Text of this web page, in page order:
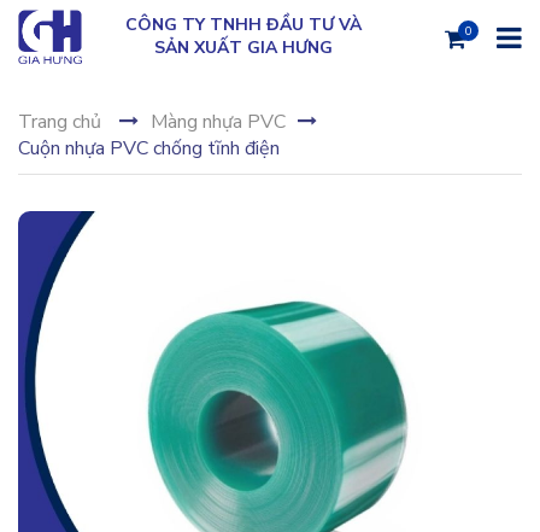
CÔNG TY TNHH ĐẦU TƯ VÀ
SẢN XUẤT GIA HƯNG
0
Trang chủ
Màng nhựa PVC
Cuộn nhựa PVC chống tĩnh điện